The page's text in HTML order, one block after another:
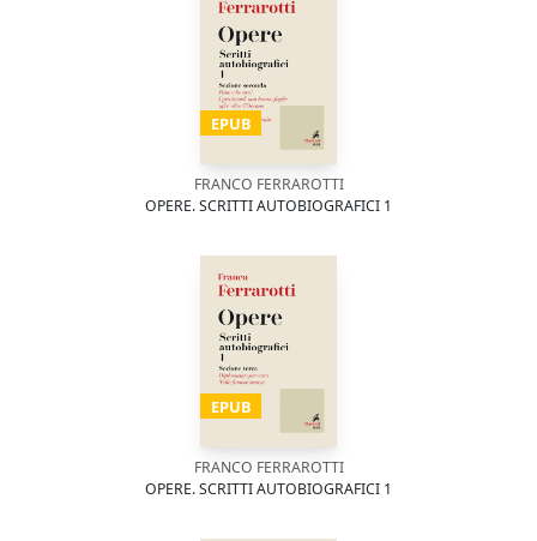
EPUB
FRANCO FERRAROTTI
OPERE. SCRITTI AUTOBIOGRAFICI 1
EPUB
FRANCO FERRAROTTI
OPERE. SCRITTI AUTOBIOGRAFICI 1